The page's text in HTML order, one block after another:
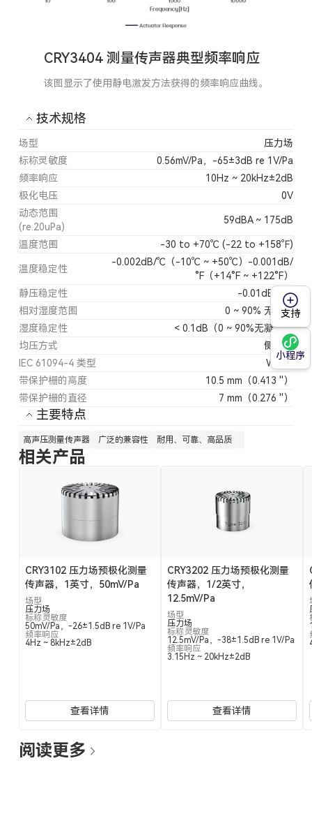
CRY3404 测量传声器典型频率响应
该图显示了使用静电激发方法获得的频率响应曲线。
技术规格
场型
压力场
标称灵敏度
0.56mV/Pa，-65±3dB re 1V/Pa
频率响应
10Hz ~ 20kHz±2dB
极化电压
0V
动态范围
(re.20uPa)
59dBA ~ 175dB
温度范围 -30 to +70℃ (-22 to +158℉)
温度稳定性
-0.002dB/℃（-10℃ ~ +50℃）-0.001dB/
°F（+14°F ~ +122°F）
静压稳定性
-0.01dB/kPa
相对湿度范围
0 ~ 90% 无凝结
湿度稳定性
< 0.1dB（0 ~ 90%无凝结）
均压方式
侧均压
IEC 61094-4 类型
WS3P
带保护栅的高度
10.5 mm（0.413 ''）
带保护栅的直径
7 mm（0.276 ''）
主要特点
高声压测量传声器 广泛的兼容性 耐用、可靠、高品质
相关产品
CRY3102 压力场预极化测量
传声器，1英寸，50mV/Pa
场型
压力场
标称灵敏度
50mV/Pa，-26±1.5dB re 1V/Pa
频率响应
4Hz ~ 8kHz±2dB
查看详情
CRY3202 压力场预极化测量
传声器，1/2英寸，
12.5mV/Pa
场型
压力场
标称灵敏度
12.5mV/Pa，-38±1.5dB re 1V/Pa
频率响应
3.15Hz ~ 20kHz±2dB
查看详情
阅读更多
支持
小程序